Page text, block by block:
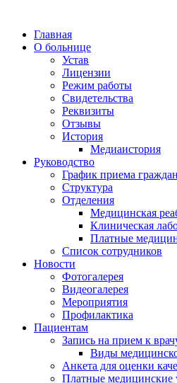
Главная
О больнице
Устав
Лицензии
Режим работы
Свидетельства
Реквизиты
Отзывы
История
Медиаистория
Руководство
График приема граждан
Структура
Отделения
Медицинская
Клиническая
Платные
Список сотрудников
Новости
Фотогалерея
Видеогалерея
Мероприятия
Профилактика
Пациентам
Запись на прием к
Виды
Анкета для оценки
Платные медицинские